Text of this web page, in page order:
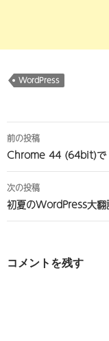
WordPress
投
稿
ナ
ビ
ゲ
ー
前の投稿
Chrome 44 (64bit)で
次の投稿
初夏のWordPress大
コメントを残す